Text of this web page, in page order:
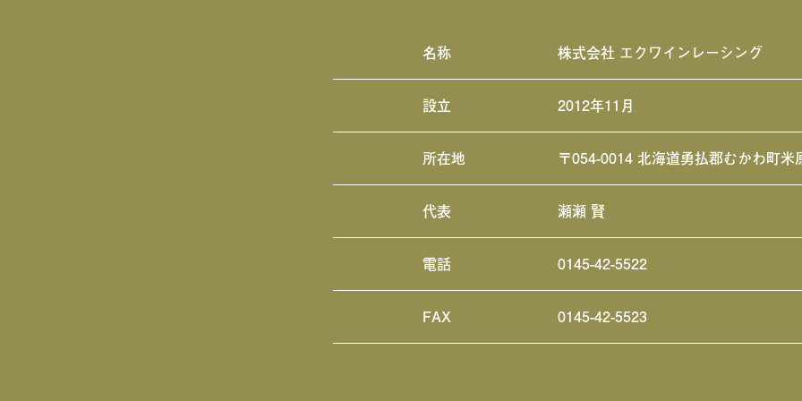
名称 株式会社 エクワインレーシング
設立 2012年11月
所在地 〒054-0014 北海道勇払郡むかわ町米
代表 瀬瀬 賢
電話 0145-42-5522
FAX 0145-42-5523